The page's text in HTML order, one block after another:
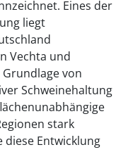
Eines der
liegt
Vechta und
von
Schweinehaltung
stark
diese Entwicklung